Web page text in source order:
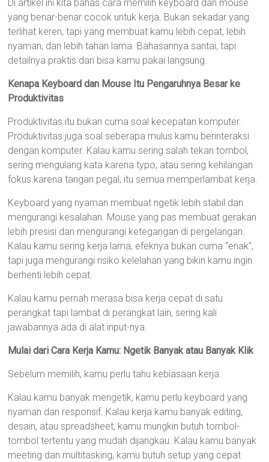
Di artikel ini kita bahas cara memilih keyboard dan mouse
yang benar-benar cocok untuk kerja. Bukan sekadar yang
terlihat keren, tapi yang membuat kamu lebih cepat, lebih
nyaman, dan lebih tahan lama. Bahasannya santai, tapi
detailnya praktis dan bisa kamu pakai langsung.
Kenapa Keyboard dan Mouse Itu Pengaruhnya Besar ke
Produktivitas
Produktivitas itu bukan cuma soal kecepatan komputer.
Produktivitas juga soal seberapa mulus kamu berinteraksi
dengan komputer. Kalau kamu sering salah tekan tombol,
sering mengulang kata karena typo, atau sering kehilangan
fokus karena tangan pegal, itu semua memperlambat kerja.
Keyboard yang nyaman membuat ngetik lebih stabil dan
mengurangi kesalahan. Mouse yang pas membuat gerakan
lebih presisi dan mengurangi ketegangan di pergelangan.
Kalau kamu sering kerja lama, efeknya bukan cuma “enak”,
tapi juga mengurangi risiko kelelahan yang bikin kamu ingin
berhenti lebih cepat.
Kalau kamu pernah merasa bisa kerja cepat di satu
perangkat tapi lambat di perangkat lain, sering kali
jawabannya ada di alat input-nya.
Mulai dari Cara Kerja Kamu: Ngetik Banyak atau Banyak Klik
Sebelum memilih, kamu perlu tahu kebiasaan kerja.
Kalau kamu banyak mengetik, kamu perlu keyboard yang
nyaman dan responsif. Kalau kerja kamu banyak editing,
desain, atau spreadsheet, kamu mungkin butuh tombol-
tombol tertentu yang mudah dijangkau. Kalau kamu banyak
meeting dan multitasking, kamu butuh setup yang cepat